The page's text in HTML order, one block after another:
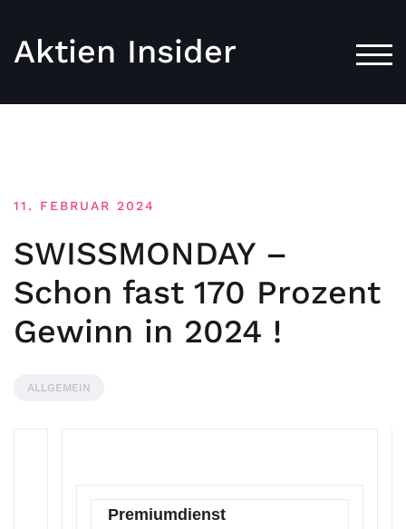
Aktien Insider
11. FEBRUAR 2024
SWISSMONDAY –
Schon fast 170 Prozent
Gewinn in 2024 !
ALLGEMEIN
Premiumdienst